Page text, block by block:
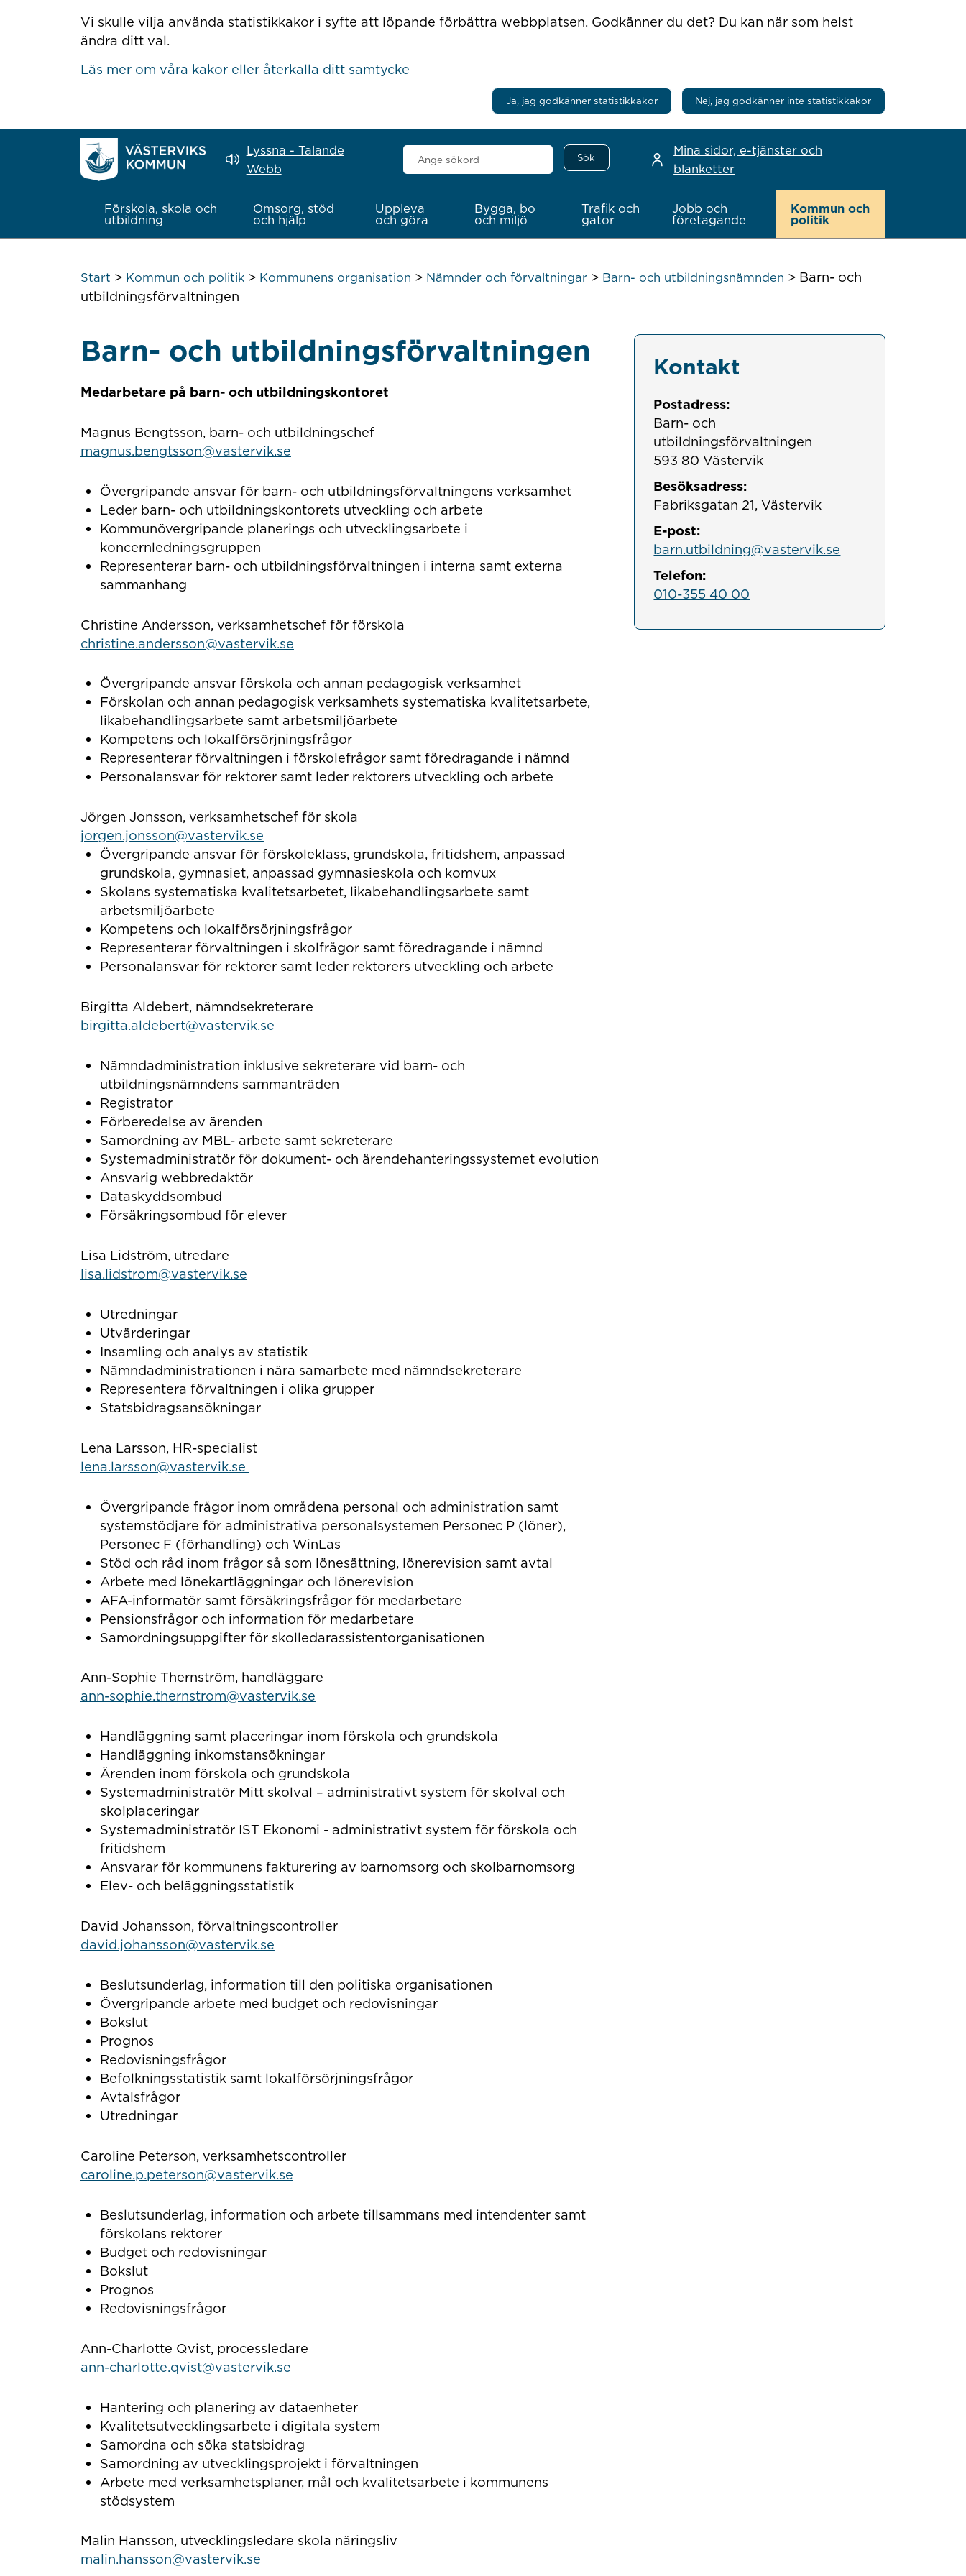
Vi skulle vilja använda statistikkakor i syfte att löpande förbättra webbplatsen. Godkänner du det? Du kan när som helst
ändra ditt val.
Läs mer om våra kakor eller återkalla ditt samtycke
Ja, jag godkänner statistikkakor Nej, jag godkänner inte statistikkakor
Lyssna - Talande
Webb
Sök
här
Mina sidor, e-tjänster och
blanketter
Förskola, skola och
utbildning
Omsorg, stöd
och hjälp
Uppleva
och göra
Bygga, bo
och miljö
Trafik och
gator
Jobb och
företagande
Kommun och
politik
Start > Kommun och politik> Kommunens organisation > Nämnder och förvaltningar> Barn- och utbildningsnämnden > Barn- och
utbildningsförvaltningen
Barn- och utbildningsförvaltningen
Medarbetare på barn- och utbildningskontoret
Magnus Bengtsson, barn- och utbildningschef
magnus.bengtsson@vastervik.se
Övergripande ansvar för barn- och utbildningsförvaltningens verksamhet
Leder barn- och utbildningskontorets utveckling och arbete
Kommunövergripande planerings och utvecklingsarbete i
koncernledningsgruppen
Representerar barn- och utbildningsförvaltningen i interna samt externa
sammanhang
Christine Andersson, verksamhetschef för förskola
christine.andersson@vastervik.se
Övergripande ansvar förskola och annan pedagogisk verksamhet
Förskolan och annan pedagogisk verksamhets systematiska kvalitetsarbete,
likabehandlingsarbete samt arbetsmiljöarbete
Kompetens och lokalförsörjningsfrågor
Representerar förvaltningen i förskolefrågor samt föredragande i nämnd
Personalansvar för rektorer samt leder rektorers utveckling och arbete
Jörgen Jonsson, verksamhetschef för skola
jorgen.jonsson@vastervik.se
Övergripande ansvar för förskoleklass, grundskola, fritidshem, anpassad
grundskola, gymnasiet, anpassad gymnasieskola och komvux
Skolans systematiska kvalitetsarbetet, likabehandlingsarbete samt
arbetsmiljöarbete
Kompetens och lokalförsörjningsfrågor
Representerar förvaltningen i skolfrågor samt föredragande i nämnd
Personalansvar för rektorer samt leder rektorers utveckling och arbete
Birgitta Aldebert, nämndsekreterare
birgitta.aldebert@vastervik.se
Nämndadministration inklusive sekreterare vid barn- och
utbildningsnämndens sammanträden
Registrator
Förberedelse av ärenden
Samordning av MBL- arbete samt sekreterare
Systemadministratör för dokument- och ärendehanteringssystemet evolution
Ansvarig webbredaktör
Dataskyddsombud
Försäkringsombud för elever
Lisa Lidström, utredare
lisa.lidstrom@vastervik.se
Utredningar
Utvärderingar
Insamling och analys av statistik
Nämndadministrationen i nära samarbete med nämndsekreterare
Representera förvaltningen i olika grupper
Statsbidragsansökningar
Lena Larsson, HR-specialist
lena.larsson@vastervik.se
Övergripande frågor inom områdena personal och administration samt
systemstödjare för administrativa personalsystemen Personec P (löner),
Personec F (förhandling) och WinLas
Stöd och råd inom frågor så som lönesättning, lönerevision samt avtal
Arbete med lönekartläggningar och lönerevision
AFA-informatör samt försäkringsfrågor för medarbetare
Pensionsfrågor och information för medarbetare
Samordningsuppgifter för skolledarassistentorganisationen
Ann-Sophie Thernström, handläggare
ann-sophie.thernstrom@vastervik.se
Handläggning samt placeringar inom förskola och grundskola
Handläggning inkomstansökningar
Ärenden inom förskola och grundskola
Systemadministratör Mitt skolval – administrativt system för skolval och
skolplaceringar
Systemadministratör IST Ekonomi - administrativt system för förskola och
fritidshem
Ansvarar för kommunens fakturering av barnomsorg och skolbarnomsorg
Elev- och beläggningsstatistik
David Johansson, förvaltningscontroller
david.johansson@vastervik.se
Beslutsunderlag, information till den politiska organisationen
Övergripande arbete med budget och redovisningar
Bokslut
Prognos
Redovisningsfrågor
Befolkningsstatistik samt lokalförsörjningsfrågor
Avtalsfrågor
Utredningar
Caroline Peterson, verksamhetscontroller
caroline.p.peterson@vastervik.se
Beslutsunderlag, information och arbete tillsammans med intendenter samt
förskolans rektorer
Budget och redovisningar
Bokslut
Prognos
Redovisningsfrågor
Ann-Charlotte Qvist, processledare
ann-charlotte.qvist@vastervik.se
Hantering och planering av dataenheter
Kvalitetsutvecklingsarbete i digitala system
Samordna och söka statsbidrag
Samordning av utvecklingsprojekt i förvaltningen
Arbete med verksamhetsplaner, mål och kvalitetsarbete i kommunens
stödsystem
Malin Hansson, utvecklingsledare skola näringsliv
malin.hansson@vastervik.se
Kontakt
Postadress:
Barn- och
utbildningsförvaltningen
593 80 Västervik
Besöksadress:
Fabriksgatan 21, Västervik
E-post:
barn.utbildning@vastervik.se
Telefon:
010-355 40 00